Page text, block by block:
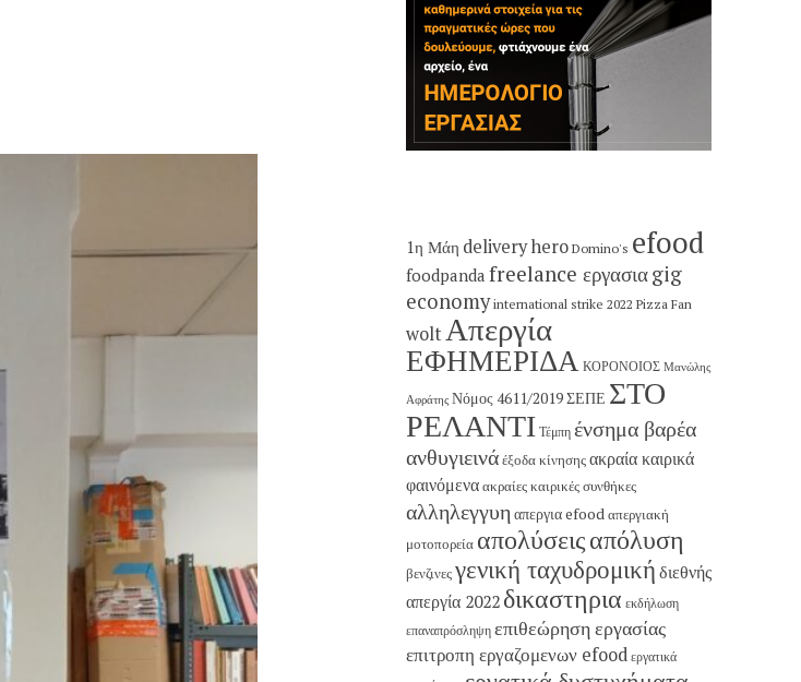
1η Μάη delivery hero Domino's efood
foodpanda freelance εργασιαgig
economy international strike 2022 Pizza Fan
woltΑπεργία
ΕΦΗΜΕΡΙΔΑ ΚΟΡΟΝΟΙΟΣ Μανώλης
Αφράτης Νόμος 4611/2019ΣΕΠΕ ΣΤΟ
ΡΕΛΑΝΤΙ Τέμπη ένσημα βαρέα
ανθυγιεινάέξοδα κίνησηςακραία καιρικά
φαινόμεναακραίες καιρικές συνθήκες
αλληλεγγυη απεργια efoodαπεργιακή
μοτοπορεία απολύσειςαπόλυση
βενζινεςγενική ταχυδρομική διεθνής
απεργία 2022 δικαστηρια εκδήλωση
επαναπρόσληψη επιθεώρηση εργασίας
επιτροπη εργαζομενων efood εργατικά